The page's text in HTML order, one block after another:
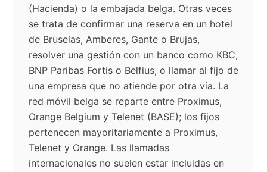
(Hacienda) o la embajada belga. Otras veces
se trata de confirmar una reserva en un hotel
de Bruselas, Amberes, Gante o Brujas,
resolver una gestión con un banco como KBC,
BNP Paribas Fortis o Belfius, o llamar al fijo de
una empresa que no atiende por otra vía. La
red móvil belga se reparte entre Proximus,
Orange Belgium y Telenet (BASE); los fijos
pertenecen mayoritariamente a Proximus,
Telenet y Orange. Las llamadas
internacionales no suelen estar incluidas en